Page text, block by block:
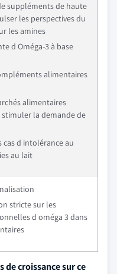
suppléments de haute
les perspectives du
les amines
d Oméga-3 à base
alimentaires
alimentaires
la demande de
d intolérance au
au lait
stricte sur les
d oméga 3 dans
croissance sur ce